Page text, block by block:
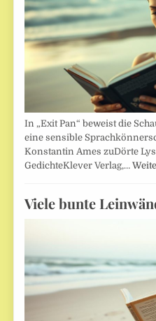
In „Exit Pan“ beweist die
eine sensible
Konstantin Ames zuDörte
GedichteKlever Verlag,…
Viele bunte